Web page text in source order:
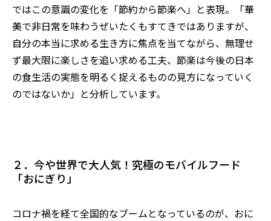
ではこの意識の変化を「節約から節楽へ」と表現。
「華
美で非日常を味わうぜいたくもすてきではありますが、
自分の本当に求める生き方に焦点を当てながら、無理せ
ず最大限に楽しさを追い求める工夫、節楽は今後の日本
の食生活の実態を明るく捉えるものの見方になっていく
のではないか」と分析しています。
２．今や世界で大人気！究極のモバイルフード
「おにぎり」
コロナ禍を経て全国的なブームとなっているのが、おに